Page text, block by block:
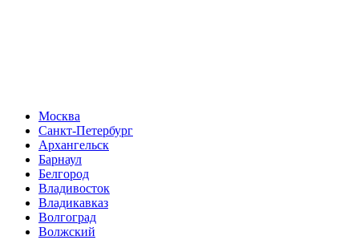
Москва
Санкт-Петербург
Архангельск
Барнаул
Белгород
Владивосток
Владикавказ
Волгоград
Волжский